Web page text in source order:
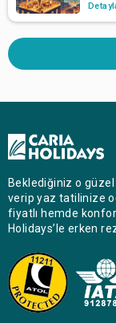
Beklediğiniz o
verip yaz tatilinize
fiyatlı hemde
Holidays’le erken